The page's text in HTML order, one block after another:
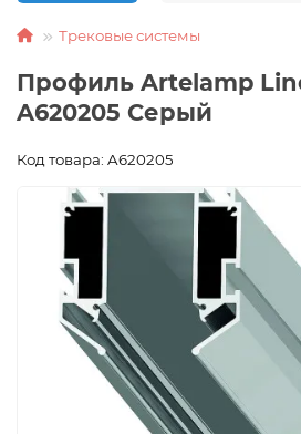
Трековые системы
Профиль Artelamp
A620205 Серый
Код товара: A620205